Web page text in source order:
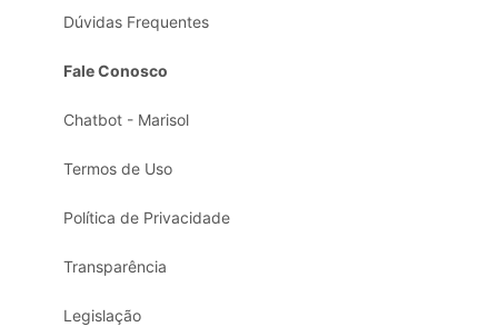
Dúvidas Frequentes
Fale Conosco
Chatbot - Marisol
Termos de Uso
Política de Privacidade
Transparência
Legislação